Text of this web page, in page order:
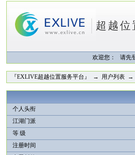
超越位
欢迎您： 请先
『EXLIVE超越位置服务平台』 → 用户列表 →
个人头衔
江湖门派
等 级
注册时间